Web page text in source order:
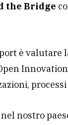
the Bridge
è valutare
processi
nostro